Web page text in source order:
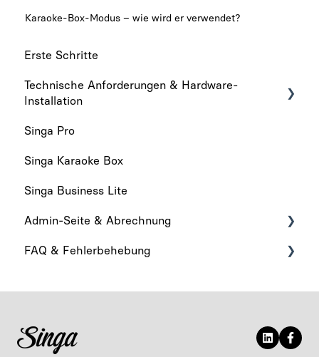
Karaoke-Box-Modus – wie wird er verwendet?
Erste Schritte
Technische Anforderungen & Hardware-
Installation
Technische anforderungen
Hardware-Installation
Singa Pro
Singa Karaoke Box
Singa Business Lite
Admin-Seite & Abrechnung
Admin-Seite
FAQ & Fehlerbehebung
Audio & Wiedergabe